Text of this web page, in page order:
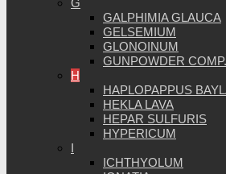
G
GALPHIMIA GLAUCA
GELSEMIUM
GLONOINUM
GUNPOWDER COMP.
H
HAPLOPAPPUS
HEKLA LAVA
HEPAR SULFURIS
HYPERICUM
I
ICHTHYOLUM